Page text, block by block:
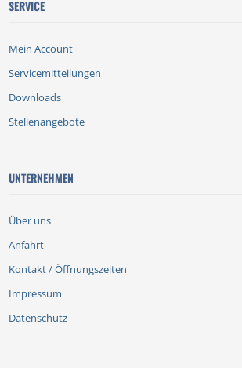
SERVICE
Mein Account
Servicemitteilungen
Downloads
Stellenangebote
UNTERNEHMEN
Über uns
Anfahrt
Kontakt / Öffnungszeiten
Impressum
Datenschutz